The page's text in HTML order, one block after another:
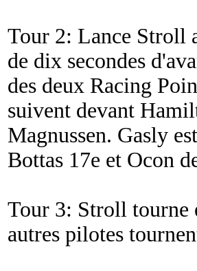
Tour 2: Lance Stroll
de dix secondes
des deux Racing
suivent devant
Magnussen. Gasly
Bottas 17e et Ocon
Tour 3: Stroll tourne
autres pilotes